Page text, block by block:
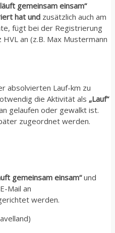
gemeinsam einsam“
hat und zusätzlich auch am
fügt bei der Registrierung
an (z.B. Max Mustermann
absolvierten Lauf-km zu
die Aktivität als „Lauf“
gelaufen oder gewalkt ist.
zugeordnet werden.
gemeinsam einsam“und
Mail an
werden.